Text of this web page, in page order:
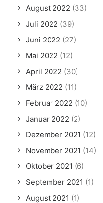
August 2022 (33)
Juli 2022 (39)
Juni 2022 (27)
Mai 2022 (12)
April 2022 (30)
März 2022 (11)
Februar 2022 (10)
Januar 2022 (2)
Dezember 2021 (12)
November 2021 (14)
Oktober 2021 (6)
September 2021 (1)
August 2021 (1)